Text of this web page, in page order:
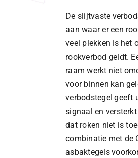
De slijtvaste
aan waar er een
veel plekken is het
rookverbod geldt.
raam werkt niet
voor binnen kan
verbodstegel geeft
signaal en
dat roken niet is
combinatie met de
asbaktegels